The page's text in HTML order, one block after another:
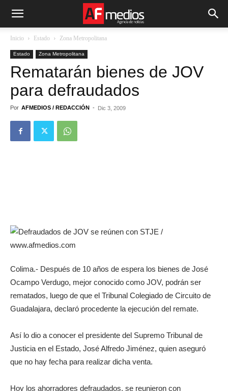
Inicio Estado Zona Metropolitana
Estado Zona Metropolitana
Rematarán bienes de JOV
para defraudados
Por AFMEDIOS / REDACCIÓN - Dic 3, 2009
Colima.- Después de 10 años de espera los bienes de José
Ocampo Verdugo, mejor conocido como JOV, podrán ser
rematados, luego de que el Tribunal Colegiado de Circuito de
Guadalajara, declaró procedente la ejecución del remate.
Así lo dio a conocer el presidente del Supremo Tribunal de
Justicia en el Estado, José Alfredo Jiménez, quien aseguró
que no hay fecha para realizar dicha venta.
Hoy los ahorradores defraudados, se reunieron con